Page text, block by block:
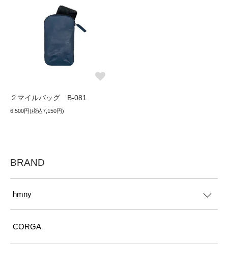
２マイルバッグ B-081
6,500円(税込7,150円)
BRAND
hmny
CORGA